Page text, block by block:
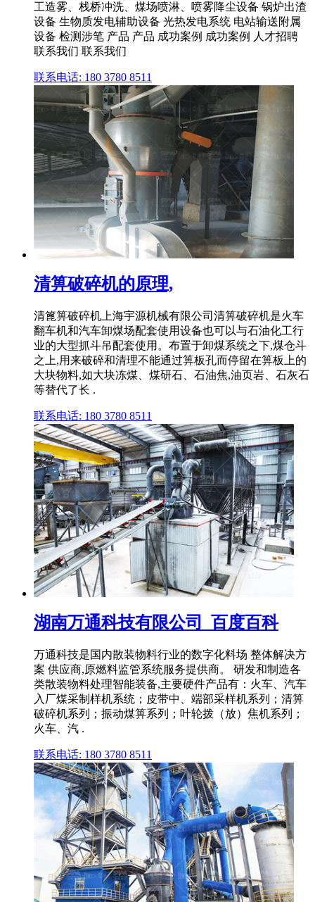
工造雾、栈桥冲洗、煤场喷淋、喷雾降尘设备 锅炉出渣
设备 生物质发电辅助设备 光热发电系统 电站输送附属
设备 检测涉笔 产品 产品 成功案例 成功案例 人才招聘
联系我们 联系我们
联系电话: 180 3780 8511
清箅破碎机的原理,
清篦箅破碎机上海宇源机械有限公司清箅破碎机是火车
翻车机和汽车卸煤场配套使用设备也可以与石油化工行
业的大型抓斗吊配套使用。布置于卸煤系统之下,煤仓斗
之上,用来破碎和清理不能通过箅板孔而停留在箅板上的
大块物料,如大块冻煤、煤研石、石油焦,油页岩、石灰石
等替代了长 .
联系电话: 180 3780 8511
湖南万通科技有限公司_百度百科
万通科技是国内散装物料行业的数字化料场 整体解决方
案 供应商,原燃料监管系统服务提供商。 研发和制造各
类散装物料处理智能装备,主要硬件产品有：火车、汽车
入厂煤采制样机系统；皮带中、端部采样机系列；清箅
破碎机系列；振动煤箅系列；叶轮拨（放）焦机系列；
火车、汽 .
联系电话: 180 3780 8511